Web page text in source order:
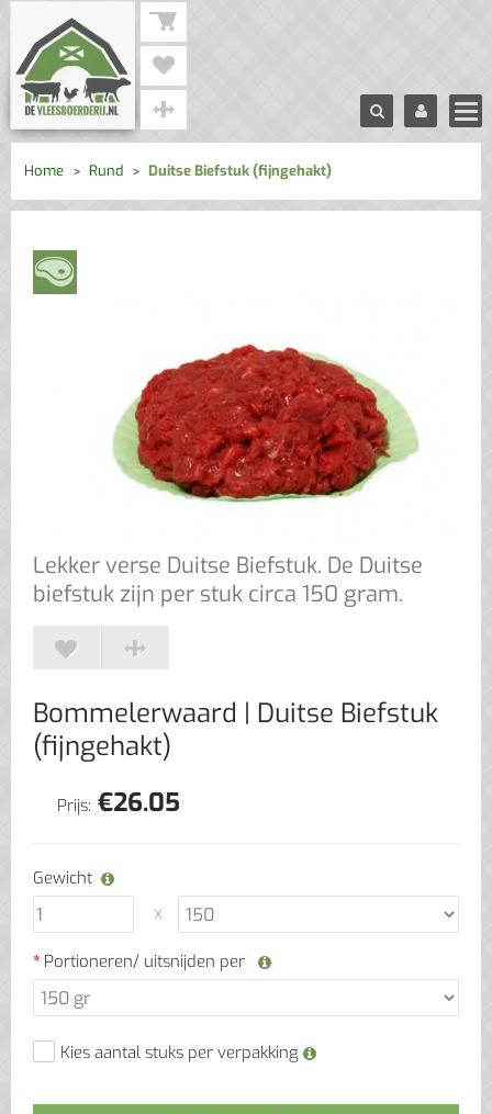
Home Rund Duitse Biefstuk (fijngehakt)
Lekker verse Duitse Biefstuk. De Duitse
biefstuk zijn per stuk circa 150 gram.
Bommelerwaard | Duitse Biefstuk
(fijngehakt)
Prijs: €26.05
Gewicht
Portioneren/ uitsnijden per
Kies aantal stuks per verpakking